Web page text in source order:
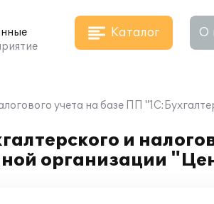
Каталог О
учета на базе ПП
и
организации